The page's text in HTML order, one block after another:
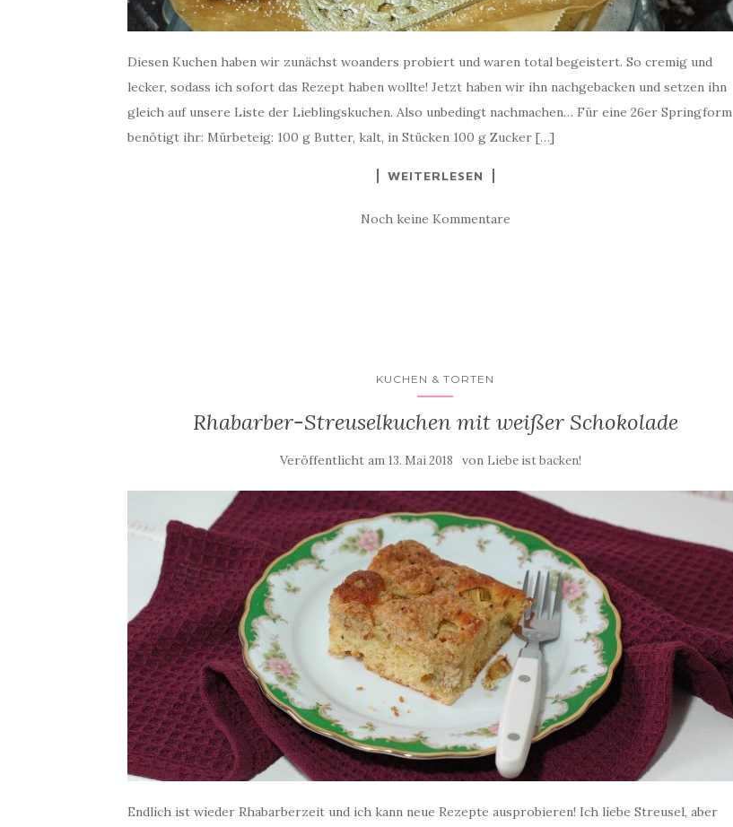
Diesen Kuchen haben wir zunächst woanders probiert und waren total begeistert. So cremig und
lecker, sodass ich sofort das Rezept haben wollte! Jetzt haben wir ihn nachgebacken und setzen ihn
gleich auf unsere Liste der Lieblingskuchen. Also unbedingt nachmachen… Für eine 26er Springform
benötigt ihr: Mürbeteig: 100 g Butter, kalt, in Stücken 100 g Zucker […]
WEITERLESEN
Noch keine Kommentare
KUCHEN & TORTEN
Rhabarber-Streuselkuchen mit weißer Schokolade
Veröffentlicht am13. Mai 2018 von Liebe ist backen!
Endlich ist wieder Rhabarberzeit und ich kann neue Rezepte ausprobieren! Ich liebe Streusel, aber